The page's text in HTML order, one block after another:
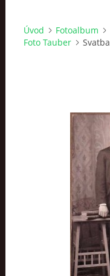
Úvod Fotoalbum
Foto Tauber
Svatba